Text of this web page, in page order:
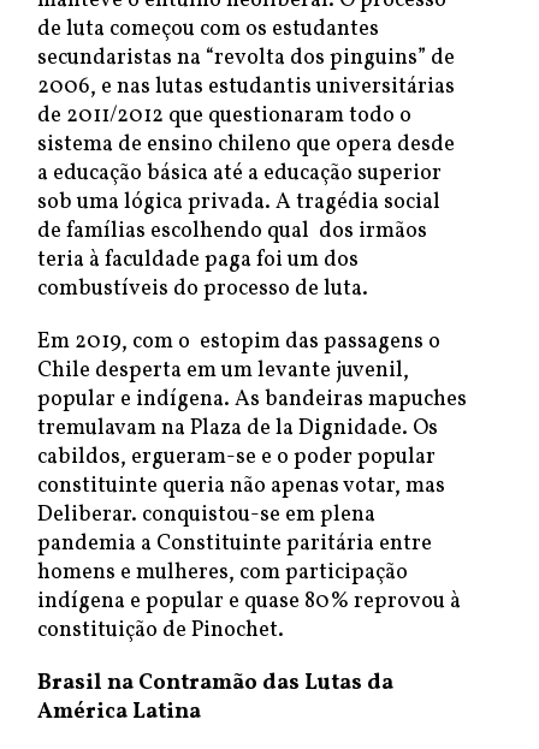
de luta começou com os estudantes
secundaristas na “revolta dos pinguins” de
2006, e nas lutas estudantis universitárias
de 2011/2012 que questionaram todo o
sistema de ensino chileno que opera desde
a educação básica até a educação superior
sob uma lógica privada. A tragédia social
de famílias escolhendo qual dos irmãos
teria à faculdade paga foi um dos
combustíveis do processo de luta.
Em 2019, com o estopim das passagens o
Chile desperta em um levante juvenil,
popular e indígena. As bandeiras mapuches
tremulavam na Plaza de la Dignidade. Os
cabildos, ergueram-se e o poder popular
constituinte queria não apenas votar, mas
Deliberar. conquistou-se em plena
pandemia a Constituinte paritária entre
homens e mulheres, com participação
indígena e popular e quase 80% reprovou à
constituição de Pinochet.
Brasil na Contramão das Lutas da
América Latina